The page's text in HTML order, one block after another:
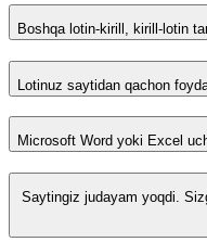
Boshqa lotin-kirill, kirill-lotin
Lotinuz saytidan qachon
Microsoft Word yoki Excel
Saytingiz judayam yoqdi.